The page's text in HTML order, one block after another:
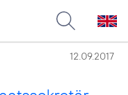
12.09.2017